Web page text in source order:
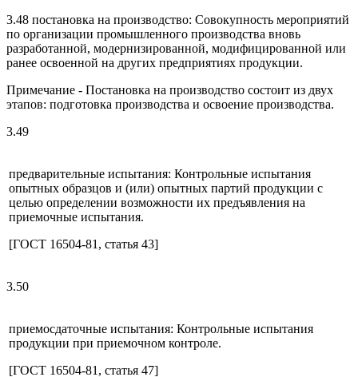
3.48 постановка на производство: Совокупность мероприятий
по организации промышленного производства вновь
разработанной, модернизированной, модифицированной или
ранее освоенной на других предприятиях продукции.
Примечание - Постановка на производство состоит из двух
этапов: подготовка производства и освоение производства.
3.49
предварительные испытания: Контрольные испытания
опытных образцов и (или) опытных партий продукции с
целью определении возможности их предъявления на
приемочные испытания.
[ГОСТ 16504-81, статья 43]
3.50
приемосдаточные испытания: Контрольные испытания
продукции при приемочном контроле.
[ГОСТ 16504-81, статья 47]